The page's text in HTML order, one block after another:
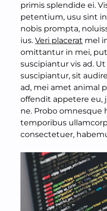
primis splendide ei.
petentium, usu sint
nobis prompta,
ius. Veri placerat mel
omittantur in mei,
suscipiantur vis ad.
suscipiantur, sit
ad, mei amet animal
offendit appetere eu,
ne. Probo omnesque
temporibus
consectetuer,